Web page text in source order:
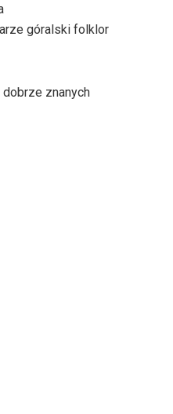
góralski folklor
znanych